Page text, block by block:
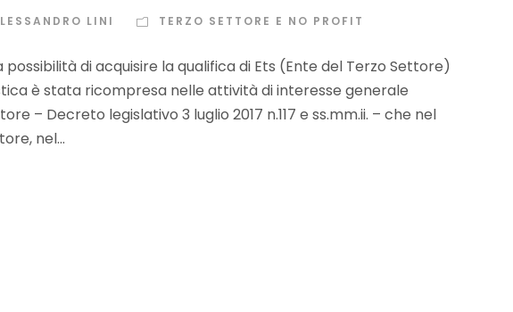
LINI TERZO SETTORE E NO PROFIT
di acquisire la qualifica di Ets (Ente del Terzo Settore)
è stata ricompresa nelle attività di interesse generale
– Decreto legislativo 3 luglio 2017 n.117 e ss.mm.ii. – che nel
nel...